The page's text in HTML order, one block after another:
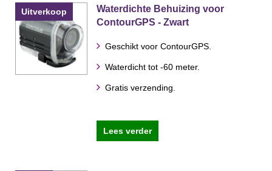
Uitverkoop
Waterdichte Behuizing voor
ContourGPS - Zwart
Geschikt voor ContourGPS.
Waterdicht tot -60 meter.
Gratis verzending.
Lees verder